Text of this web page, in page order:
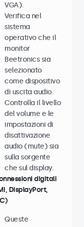
VGA).
Verifica nel
sistema
operativo che il
monitor
Beetronics sia
selezionato
come dispositivo
di uscita audio.
Controlla il livello
del volume e le
impostazioni di
disattivazione
audio (mute) sia
sulla sorgente
che sul display.
digitali
DisplayPort,
Queste